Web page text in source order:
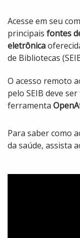
Acesse em seu
principais fontes
eletrônica
de Bibliotecas
O acesso remoto
pelo SEIB deve
ferramenta
Para saber como
da saúde, assista